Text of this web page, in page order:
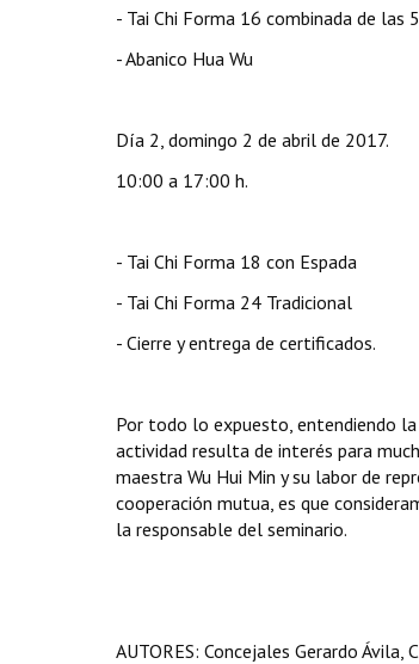
- Tai Chi Forma 16 combinada de las
- Abanico Hua Wu
Día 2, domingo 2 de abril de 2017.
10:00 a 17:00 h.
- Tai Chi Forma 18 con Espada
- Tai Chi Forma 24 Tradicional
- Cierre y entrega de certificados.
Por todo lo expuesto, entendiendo
actividad resulta de interés para
maestra Wu Hui Min y su labor de
cooperación mutua, es que
la responsable del seminario.
AUTORES: Concejales Gerardo